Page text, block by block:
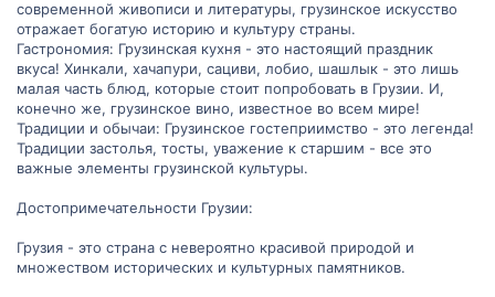
современной живописи и литературы, грузинское искусство
отражает богатую историю и культуру страны.
Гастрономия: Грузинская кухня - это настоящий праздник
вкуса! Хинкали, хачапури, сациви, лобио, шашлык - это лишь
малая часть блюд, которые стоит попробовать в Грузии. И,
конечно же, грузинское вино, известное во всем мире!
Традиции и обычаи: Грузинское гостеприимство - это легенда!
Традиции застолья, тосты, уважение к старшим - все это
важные элементы грузинской культуры.
Достопримечательности Грузии:
Грузия - это страна с невероятно красивой природой и
множеством исторических и культурных памятников.